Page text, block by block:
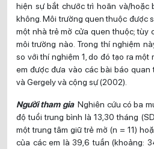
hiện sự bắt chước trì hoãn và/hoặc
không. Môi trường quen thuộc được
một nhà trẻ mở cửa quen thuộc; tùy
môi trường nào. Trong thí nghiệm
so với thí nghiệm 1, do đó tạo ra
em được đưa vào các bài báo quan
và Gergely và cộng sự (2002).
Người tham giaNghiên cứu có ba
độ tuổi trung bình là 13,30 tháng
một trung tâm giữ trẻ mở (n = 11)
của các em là 39,6 tuần (khoảng: